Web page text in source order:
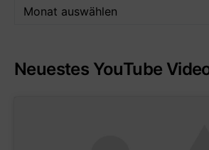
Neuestes YouTube